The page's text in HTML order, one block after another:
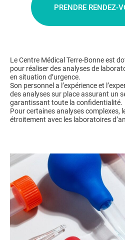
PRENDRE
EN
PRENDRE RENDEZ-
Le Centre Médical Terre-Bonne est
pour réaliser des analyses de
en situation d’urgence.
Son personnel a l’expérience et
des analyses sur place assurant un
garantissant toute la confidentialité.
Pour certaines analyses complexes,
étroitement avec les laboratoires